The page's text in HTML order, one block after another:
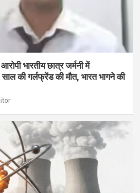
भारतीय छात्र जर्मनी में
की गर्लफ्रेंड की मौत, भारत भागने की